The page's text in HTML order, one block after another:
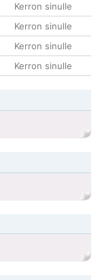
Kerron sinulle
Kerron sinulle
Kerron sinulle
Kerron sinulle